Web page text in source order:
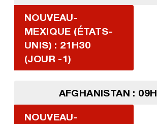
NOUVEAU-
MEXIQUE (ÉTATS-
UNIS) : 21H30
(JOUR -1)
AFGHANISTAN :
NOUVEAU-